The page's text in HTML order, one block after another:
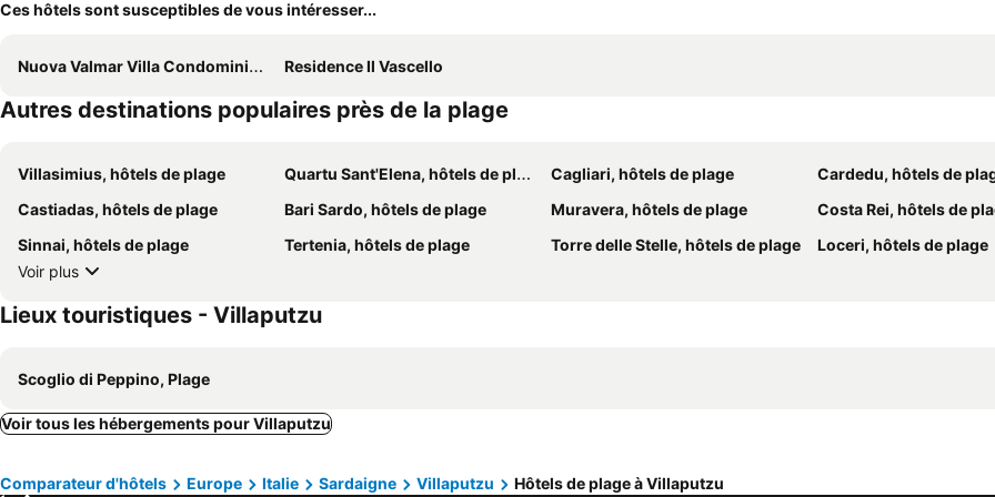
Ces hôtels sont susceptibles de vous intéresser...
Nuova Valmar Villa Condominio Rei Sole Residence Il Vascello
Autres destinations populaires près de la plage
Villasimius, hôtels de plage Quartu Sant'Elena, hôtels de plage Cagliari, hôtels de plage
Cardedu, hôtels de
Castiadas, hôtels de plage
Bari Sardo, hôtels de plage Muravera, hôtels de plage
Costa Rei, hôtels de
Sinnai, hôtels de plage
Tertenia, hôtels de plage Torre delle Stelle, hôtels de plage
Loceri, hôtels de plage
Voir plus
Lieux touristiques - Villaputzu
Scoglio di Peppino, Plage
Voir tous les hébergements pour Villaputzu
Comparateur d'hôtels Europe Italie Sardaigne Villaputzu Hôtels de plage à Villaputzu